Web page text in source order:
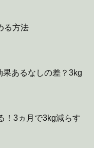
る方法
あるなしの差？3kg
！3ヵ月で3kg減らす